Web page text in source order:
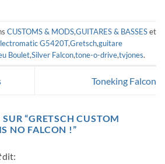
CUSTOMS & MODS,GUITARES & BASSESet
G5420T,Gretsch,guitare
Boulet,Silver Falcon,tone-o-drive,tvjones.
Toneking Falcon
“GRETSCH CUSTOM
NO FALCON !”
dit: